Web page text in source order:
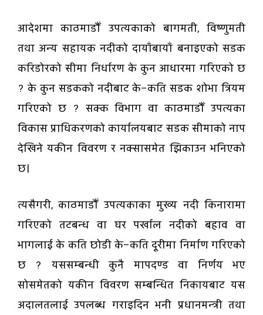
आदेशमा काठमाडौँ उपत्यकाको बागमती, विष्णुमती
तथा अन्य सहायक नदीको दायाँबायाँ बनाइएको सडक
करिडोरको सीमा निर्धारण के कुन आधारमा गरिएको छ
? के कुन सडकको नदीबाट के–कति सडक शोभा त्रियम
गरिएको छ ? सक्क विभाग वा काठमाडौँ उपत्यका
विकास प्राधिकरणको कार्यालयबाट सडक सीमाको नाप
देखिने यकीन विवरण र नक्सासमेत झिकाउन भनिएको
छ।
त्यसैगरी, काठमाडौँ उपत्यकाका मुख्य नदी किनारामा
गरिएको तटबन्ध वा घर पर्खाल नदीको बहाव वा
भागलाई के कति छोडी के–कति दूरीमा निर्माण गरिएको
छ ? यससम्बन्धी कुनै मापदण्ड वा निर्णय भए
सोसमेतको यकीन विवरण सम्बन्धित निकायबाट यस
अदालतलाई उपलब्ध गराइदिन भनी प्रधानमन्त्री तथा